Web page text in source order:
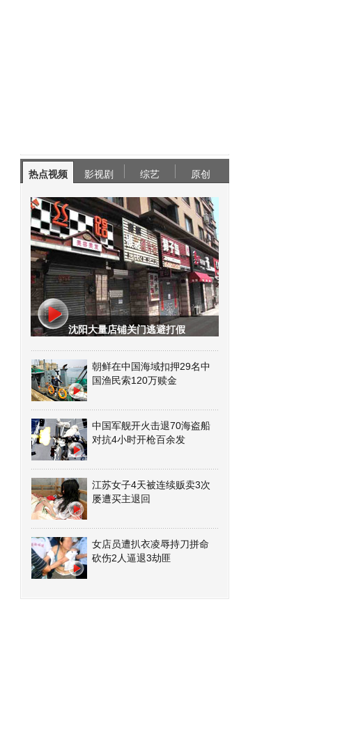
热点视频 影视剧 综艺 原创
沈阳大量店铺关门逃避打假
朝鲜在中国海域扣押29名中
国渔民索120万赎金
中国军舰开火击退70海盗船
对抗4小时开枪百余发
江苏女子4天被连续贩卖3次
屡遭买主退回
女店员遭扒衣凌辱持刀拼命
砍伤2人逼退3劫匪